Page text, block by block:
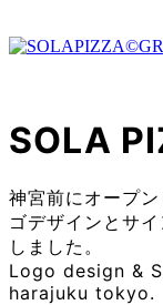
SOLA
神宮前にオープ
ゴデザインとサ
しました。
Logo design &
harajuku tokyo.